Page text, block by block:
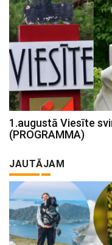
1.augustā Viesīte
(PROGRAMMA)
JAUTĀJAM